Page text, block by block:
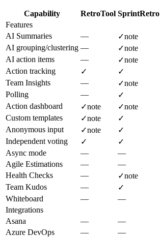
Capability RetroTool SprintRetro
Features
AI Summaries
— ✓note
AI grouping/clustering — ✓note
AI action items
— ✓note
Action tracking
✓
✓
Team Insights
— ✓note
Polling
—
✓
Action dashboard
✓note ✓note
Custom templates
✓note
✓
Anonymous input
✓note
✓
Independent voting
✓
✓
Async mode
—
—
Agile Estimations
—
—
Health Checks
— ✓note
Team Kudos
—
✓
Whiteboard
—
—
Integrations
Asana
—
—
Azure DevOps
—
—